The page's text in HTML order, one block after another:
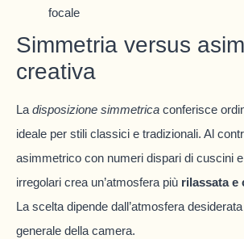
focale
Simmetria versus
creativa
La disposizione simmetrica conferisce
ideale per stili classici e tradizionali. Al
asimmetrico con numeri dispari di cuscini
irregolari crea un’atmosfera più rilassata e
La scelta dipende dall’atmosfera
generale della camera.